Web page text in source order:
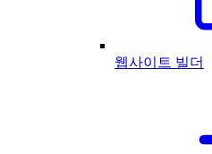
웹사이트 빌더